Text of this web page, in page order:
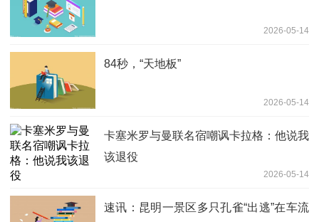
2026-05-14
84秒，“天地板”
2026-05-14
卡塞米罗与曼联名宿嘲讽卡拉格：他说我
该退役
2026-05-14
速讯：昆明一景区多只孔雀“出逃”在车流